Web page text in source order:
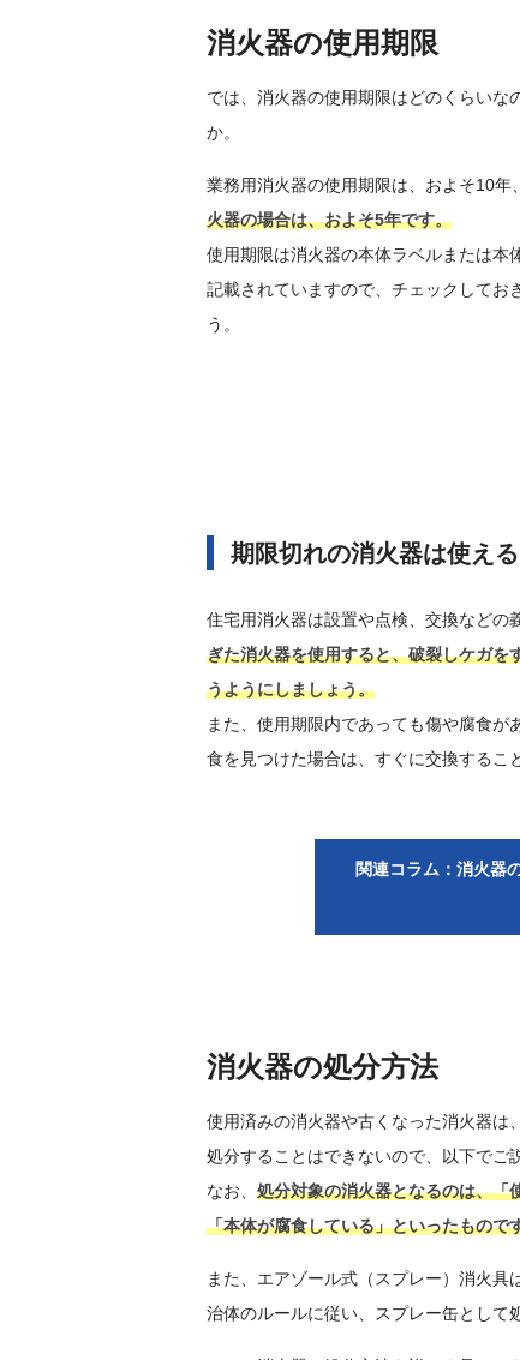
消火器の使用期限
では、消火器の使用期限はどのくらいな
か。
業務用消火器の使用期限は、およそ10年、
火器の場合は、およそ5年です。
使用期限は消火器の本体ラベルまたは本
記載されていますので、チェックしてお
う。
期限切れの消火器は使える
住宅用消火器は設置や点検、交換などの
ぎた消火器を使用すると、破裂しケガを
うようにしましょう。
また、使用期限内であっても傷や腐食
食を見つけた場合は、すぐに交換するこ
関連コラム：消火器
消火器の処分方法
使用済みの消火器や古くなった消火器は
処分することはできないので、以下でご
なお、 処分対象の消火器となるのは、「
「本体が腐食している」といったもので
また、エアゾール式（スプレー）消火
治体のルールに従い、スプレー缶として